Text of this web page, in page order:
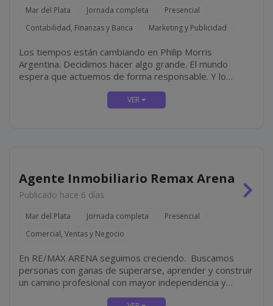
Mar del Plata Jornada completa
Presencial
Contabilidad, Finanzas y Banca
Marketing y Publicidad
Los tiempos están cambiando en Philip Morris
Argentina. Decidimos hacer algo grande. El mundo
espera que actuemos de forma responsable. Y lo
estamos haciendo, transformando completamente
nuestro negocio diseñando un futuro con un propósito
Agente Inmobiliario Remax Arena
Publicado hace 6 días
Mar del Plata Jornada completa
Presencial
Comercial, Ventas y Negocio
En RE/MAX ARENA seguimos creciendo. Buscamos
personas con ganas de superarse, aprender y construir
un camino profesional con mayor independencia y